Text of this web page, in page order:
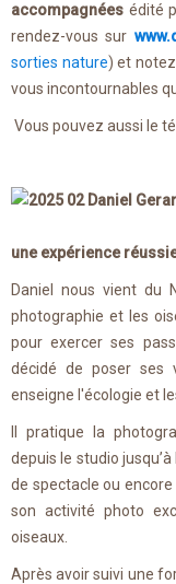
accompagnées édité
rendez-vous sur
sorties nature) et
vous incontournables
Vous pouvez aussi le
une expérience
Daniel nous vient du
photographie et les
pour exercer ses
décidé de poser ses
enseigne l'écologie et
Il pratique la
depuis le studio
de spectacle ou
son activité photo
oiseaux.
Après avoir suivi une